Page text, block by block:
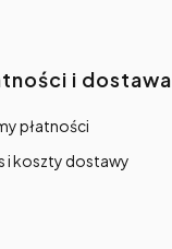
i dostawa
płatności
i koszty dostawy